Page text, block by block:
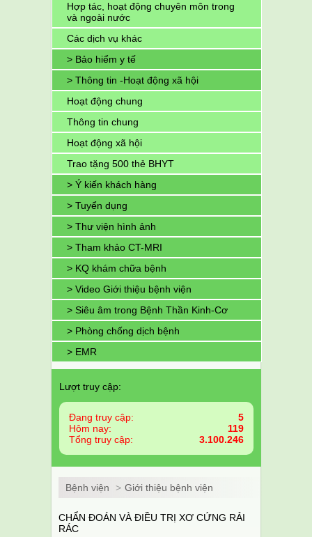
Hợp tác, hoạt động chuyên môn trong
và ngoài nước
Các dịch vụ khác
> Bảo hiểm y tế
> Thông tin -Hoạt động xã hội
Hoạt động chung
Thông tin chung
Hoạt động xã hội
Trao tặng 500 thẻ BHYT
> Ý kiến khách hàng
> Tuyển dụng
> Thư viện hình ảnh
> Tham khảo CT-MRI
> KQ khám chữa bệnh
> Video Giới thiệu bệnh viện
> Siêu âm trong Bệnh Thần Kinh-Cơ
> Phòng chống dịch bệnh
> EMR
Lượt truy cập:
Đang truy cập:
5
Hôm nay:
119
Tổng truy cập:
3.100.246
Bệnh viện > Giới thiệu bệnh viện
CHẨN ĐOÁN VÀ ĐIỀU TRỊ XƠ CỨNG RẢI
RÁC